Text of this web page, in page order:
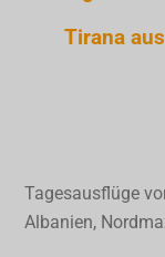
Tirana aus
Tagesausflüge
Albanien,